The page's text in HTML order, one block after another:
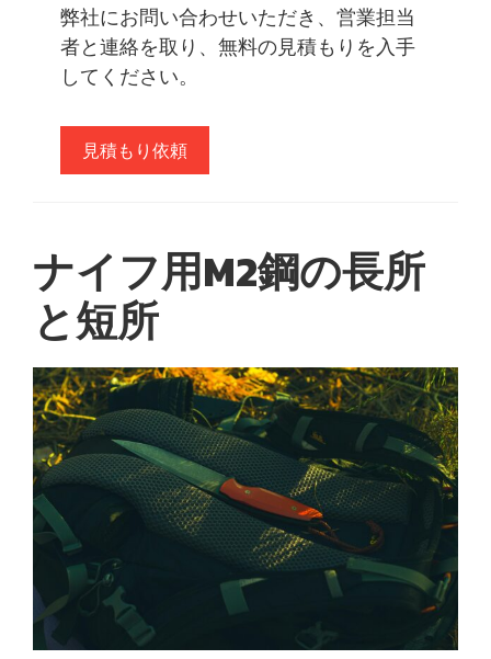
弊社にお問い合わせいただき、営業担当
者と連絡を取り、無料の見積もりを入手
してください。
見積もり依頼
ナイフ用M2鋼の長所
と短所